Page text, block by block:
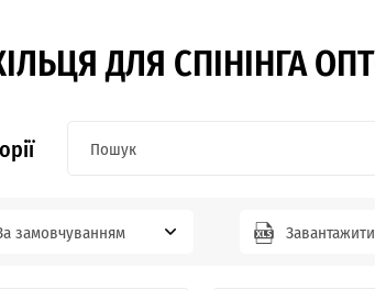
ДЛЯ СПІНІНГА
замовчуванням